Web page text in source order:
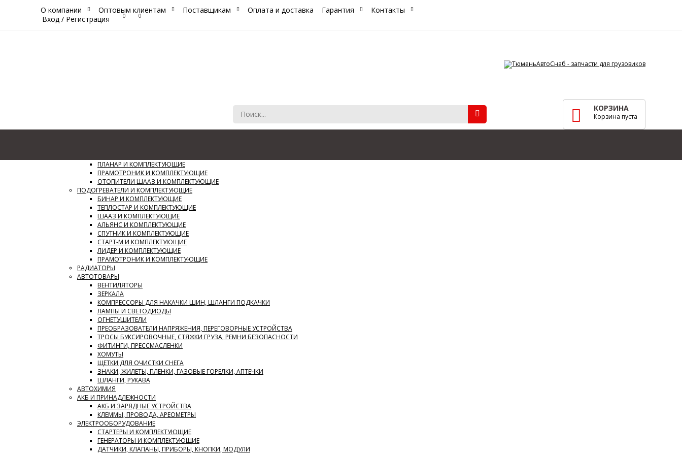
О компании Оптовым клиентам Поставщикам Оплата и доставка Гарантия
Контакты
Вход / Регистрация 0 0
КОРЗИНА
Корзина пуста
ПЛАНАР И КОМПЛЕКТУЮЩИЕ
ПРАМОТРОНИК И КОМПЛЕКТУЮЩИЕ
ОТОПИТЕЛИ ШААЗ И КОМПЛЕКТУЮЩИЕ
ПОДОГРЕВАТЕЛИ И КОМПЛЕКТУЮЩИЕ
БИНАР И КОМПЛЕКТУЮЩИЕ
ТЕПЛОСТАР И КОМПЛЕКТУЮЩИЕ
ШААЗ И КОМПЛЕКТУЮЩИЕ
АЛЬЯНС И КОМПЛЕКТУЮЩИЕ
СПУТНИК И КОМПЛЕКТУЮЩИЕ
СТАРТ-М И КОМПЛЕКТУЮЩИЕ
ЛИДЕР И КОМПЛЕКТУЮЩИЕ
ПРАМОТРОНИК И КОМПЛЕКТУЮЩИЕ
РАДИАТОРЫ
АВТОТОВАРЫ
ВЕНТИЛЯТОРЫ
ЗЕРКАЛА
КОМПРЕССОРЫ ДЛЯ НАКАЧКИ ШИН, ШЛАНГИ ПОДКАЧКИ
ЛАМПЫ И СВЕТОДИОДЫ
ОГНЕТУШИТЕЛИ
ПРЕОБРАЗОВАТЕЛИ НАПРЯЖЕНИЯ, ПЕРЕГОВОРНЫЕ УСТРОЙСТВА
ТРОСЫ БУКСИРОВОЧНЫЕ, СТЯЖКИ ГРУЗА, РЕМНИ БЕЗОПАСНОСТИ
ФИТИНГИ, ПРЕССМАСЛЕНКИ
ХОМУТЫ
ЩЕТКИ ДЛЯ ОЧИСТКИ СНЕГА
ЗНАКИ, ЖИЛЕТЫ, ПЛЕНКИ, ГАЗОВЫЕ ГОРЕЛКИ, АПТЕЧКИ
ШЛАНГИ, РУКАВА
АВТОХИМИЯ
АКБ И ПРИНАДЛЕЖНОСТИ
АКБ И ЗАРЯДНЫЕ УСТРОЙСТВА
КЛЕММЫ, ПРОВОДА, АРЕОМЕТРЫ
ЭЛЕКТРООБОРУДОВАНИЕ
СТАРТЕРЫ И КОМПЛЕКТУЮЩИЕ
ГЕНЕРАТОРЫ И КОМПЛЕКТУЮЩИЕ
ДАТЧИКИ, КЛАПАНЫ, ПРИБОРЫ, КНОПКИ, МОДУЛИ